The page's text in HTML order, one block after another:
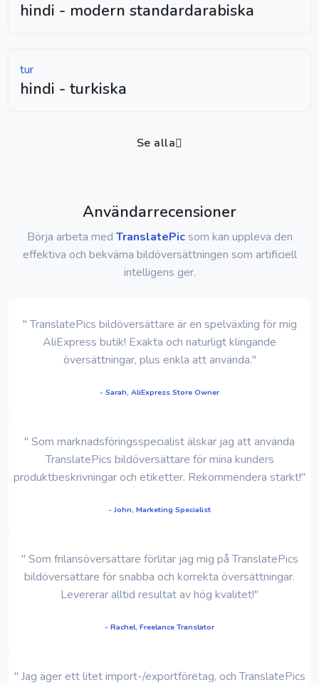
hindi - modern standardarabiska
tur
hindi - turkiska
Se alla
Användarrecensioner
Börja arbeta med TranslatePicsom kan uppleva den
effektiva och bekväma bildöversättningen som artificiell
intelligens ger.
" TranslatePics bildöversättare är en spelväxling för mig
AliExpress butik! Exakta och naturligt klingande
översättningar, plus enkla att använda."
- Sarah, AliExpress Store Owner
" Som marknadsföringsspecialist älskar jag att använda
TranslatePics bildöversättare för mina kunders
produktbeskrivningar och etiketter. Rekommendera starkt!"
- John, Marketing Specialist
" Som frilansöversättare förlitar jag mig på TranslatePics
bildöversättare för snabba och korrekta översättningar.
Levererar alltid resultat av hög kvalitet!"
- Rachel, Freelance Translator
" Jag äger ett litet import-/exportföretag, och TranslatePics